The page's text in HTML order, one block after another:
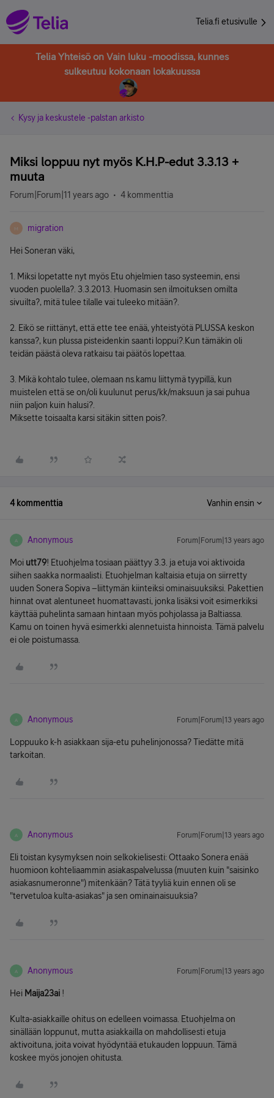
Telia.fi etusivulle
Telia Yhteisö on Vain luku -moodissa, kunnes
sulkeutuu kokonaan lokakuussa
Kysy ja keskustele -palstan arkisto
Miksi loppuu nyt myös K.H.P-edut 3.3.13 +
muuta
Forum|Forum|11 years ago 4 kommenttia
M migration
Hei Soneran väki,
1. Miksi lopetatte nyt myös Etu ohjelmien taso systeemin, ensi
vuoden puolella?. 3.3.2013. Huomasin sen ilmoituksen omilta
sivuilta?, mitä tulee tilalle vai tuleeko mitään?.
2. Eikö se riittänyt, että ette tee enää, yhteistyötä PLUSSA keskon
kanssa?, kun plussa pisteidenkin saanti loppui?.Kun tämäkin oli
teidän päästä oleva ratkaisu tai päätös lopettaa.
3. Mikä kohtalo tulee, olemaan ns.kamu liittymä tyypillä, kun
muistelen että se on/oli kuulunut perus/kk/maksuun ja sai puhua
niin paljon kuin halusi?.
Miksette toisaalta karsi sitäkin sitten pois?.
4 kommenttia Vanhin ensin
A Anonymous Forum|Forum|13 years ago
Moi utt79! Etuohjelma tosiaan päättyy 3.3. ja etuja voi aktivoida
siihen saakka normaalisti. Etuohjelman kaltaisia etuja on siirretty
uuden Sonera Sopiva –liittymän kiinteiksi ominaisuuksiksi. Pakettien
hinnat ovat alentuneet huomattavasti, jonka lisäksi voit esimerkiksi
käyttää puhelinta samaan hintaan myös pohjolassa ja Baltiassa.
Kamu on toinen hyvä esimerkki alennetuista hinnoista. Tämä palvelu
ei ole poistumassa.
A Anonymous Forum|Forum|13 years ago
Loppuuko k-h asiakkaan sija-etu puhelinjonossa? Tiedätte mitä
tarkoitan.
A Anonymous Forum|Forum|13 years ago
Eli toistan kysymyksen noin selkokielisesti: Ottaako Sonera enää
huomioon kohteliaammin asiakaspalvelussa (muuten kuin "saisinko
asiakasnumeronne") mitenkään? Tätä tyyliä kuin ennen oli se
"tervetuloa kulta-asiakas" ja sen ominainaisuuksia?
A Anonymous Forum|Forum|13 years ago
Hei Maija23ai !
Kulta-asiakkaille ohitus on edelleen voimassa. Etuohjelma on
sinällään loppunut, mutta asiakkailla on mahdollisesti etuja
aktivoituna, joita voivat hyödyntää etukauden loppuun. Tämä
koskee myös jonojen ohitusta.